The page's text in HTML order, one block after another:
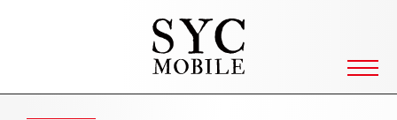
SYC 山本彩ファンクラブ